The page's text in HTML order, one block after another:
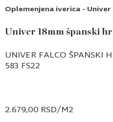
Oplemenjena iverica - Univer
Univer 18mm španski
UNIVER FALCO ŠPANSKI
583 FS22
2.679,00 RSD/M2